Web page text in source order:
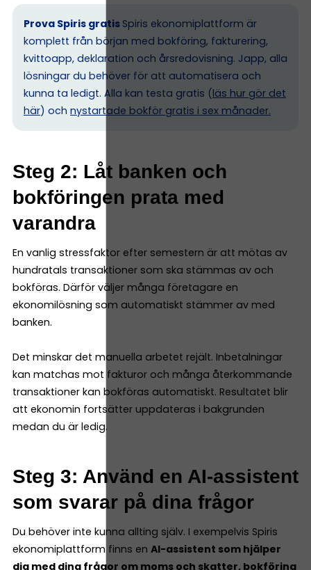
Prova Spiris gratis Spiris ekonomiplattform är
komplett från början med bokföring, fakturering,
kvittoapp, deklaration och årsredovisning. Japp, alla
lösningar du behöver för att automatisera och
kunna ta ledigt. Alla kan testa gratis (läs hur gör det
här) och nystartade bokför gratis i sex månader.
Steg 2: Låt banken och
bokföringen prata med
varandra
En vanlig stressfaktor efter semestern är att mötas av
hundratals transaktioner som ska stämmas av och
bokföras. Därför väljer många företagare en
ekonomilösning som automatiskt stämmer av med
banken.
Det minskar det manuella arbetet rejält. Inbetalningar
kan matchas mot fakturor och många återkommande
transaktioner kan bokföras automatiskt. Resultatet blir
att ekonomin fortsätter uppdateras i bakgrunden
medan du är ledig.
Steg 3: Använd en AI-assistent
som svarar på dina frågor
Du behöver inte kunna allting själv. I exempelvis Spiris
ekonomiplattform finns en AI-assistent som hjälper
dig med dina frågor om moms och skatter, bokföring